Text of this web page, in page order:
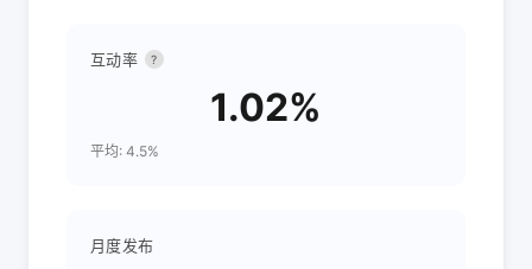
互动率 ?
1.02%
平均: 4.5%
月度发布